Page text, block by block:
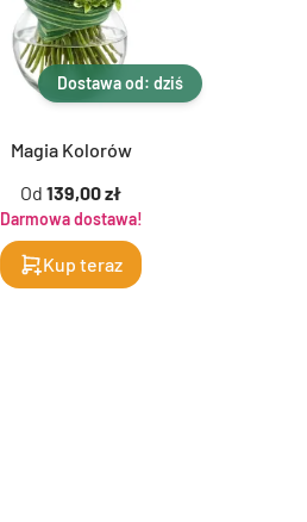
Dostawa od: dziś
Magia Kolorów
Od 139,00 zł
Darmowa dostawa!
Kup teraz